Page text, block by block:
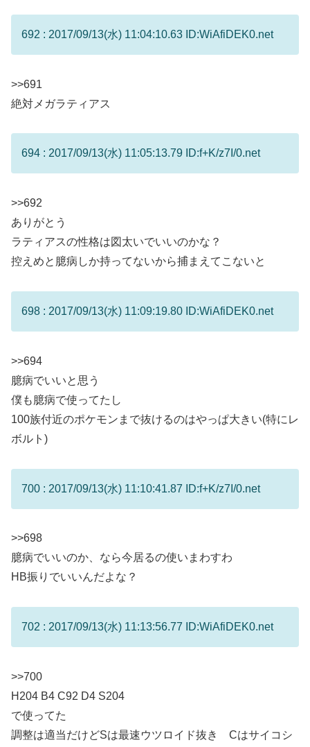
692 : 2017/09/13(水) 11:04:10.63 ID:WiAfiDEK0.net
>>691
絶対メガラティアス
694 : 2017/09/13(水) 11:05:13.79 ID:f+K/z7I/0.net
>>692
ありがとう
ラティアスの性格は図太いでいいのかな？
控えめと臆病しか持ってないから捕まえてこないと
698 : 2017/09/13(水) 11:09:19.80 ID:WiAfiDEK0.net
>>694
臆病でいいと思う
僕も臆病で使ってたし
100族付近のポケモンまで抜けるのはやっぱ大きい(特にレ
ボルト)
700 : 2017/09/13(水) 11:10:41.87 ID:f+K/z7I/0.net
>>698
臆病でいいのか、なら今居るの使いまわすわ
HB振りでいいんだよな？
702 : 2017/09/13(水) 11:13:56.77 ID:WiAfiDEK0.net
>>700
H204 B4 C92 D4 S204
で使ってた
調整は適当だけどSは最速ウツロイド抜き Cはサイコシ